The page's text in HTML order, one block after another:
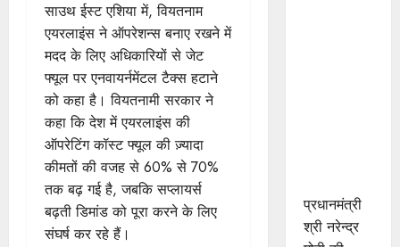
साउथ ईस्ट एशिया में, वियतनाम
एयरलाइंस ने ऑपरेशन्स बनाए रखने में
मदद के लिए अधिकारियों से जेट
फ्यूल पर एनवायर्नमेंटल टैक्स हटाने
को कहा है। वियतनामी सरकार ने
कहा कि देश में एयरलाइंस की
ऑपरेटिंग कॉस्ट फ्यूल की ज़्यादा
कीमतों की वजह से 60% से 70%
तक बढ़ गई है, जबकि सप्लायर्स
बढ़ती डिमांड को पूरा करने के लिए
संघर्ष कर रहे हैं।
प्रधानमंत्री
श्री नरेन्‍द्र